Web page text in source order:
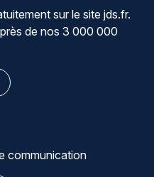
sur le site jds.fr.
de nos 3 000 000
communication